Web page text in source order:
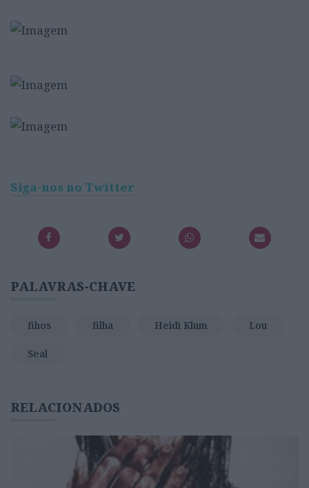
Siga-nos no Twitter
PALAVRAS-CHAVE
fihos filha Heidi Klum Lou
Seal
RELACIONADOS